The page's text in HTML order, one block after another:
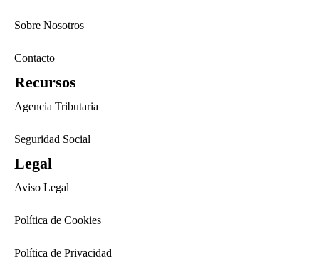
Sobre Nosotros
Contacto
Recursos
Agencia Tributaria
Seguridad Social
Legal
Aviso Legal
Política de Cookies
Política de Privacidad